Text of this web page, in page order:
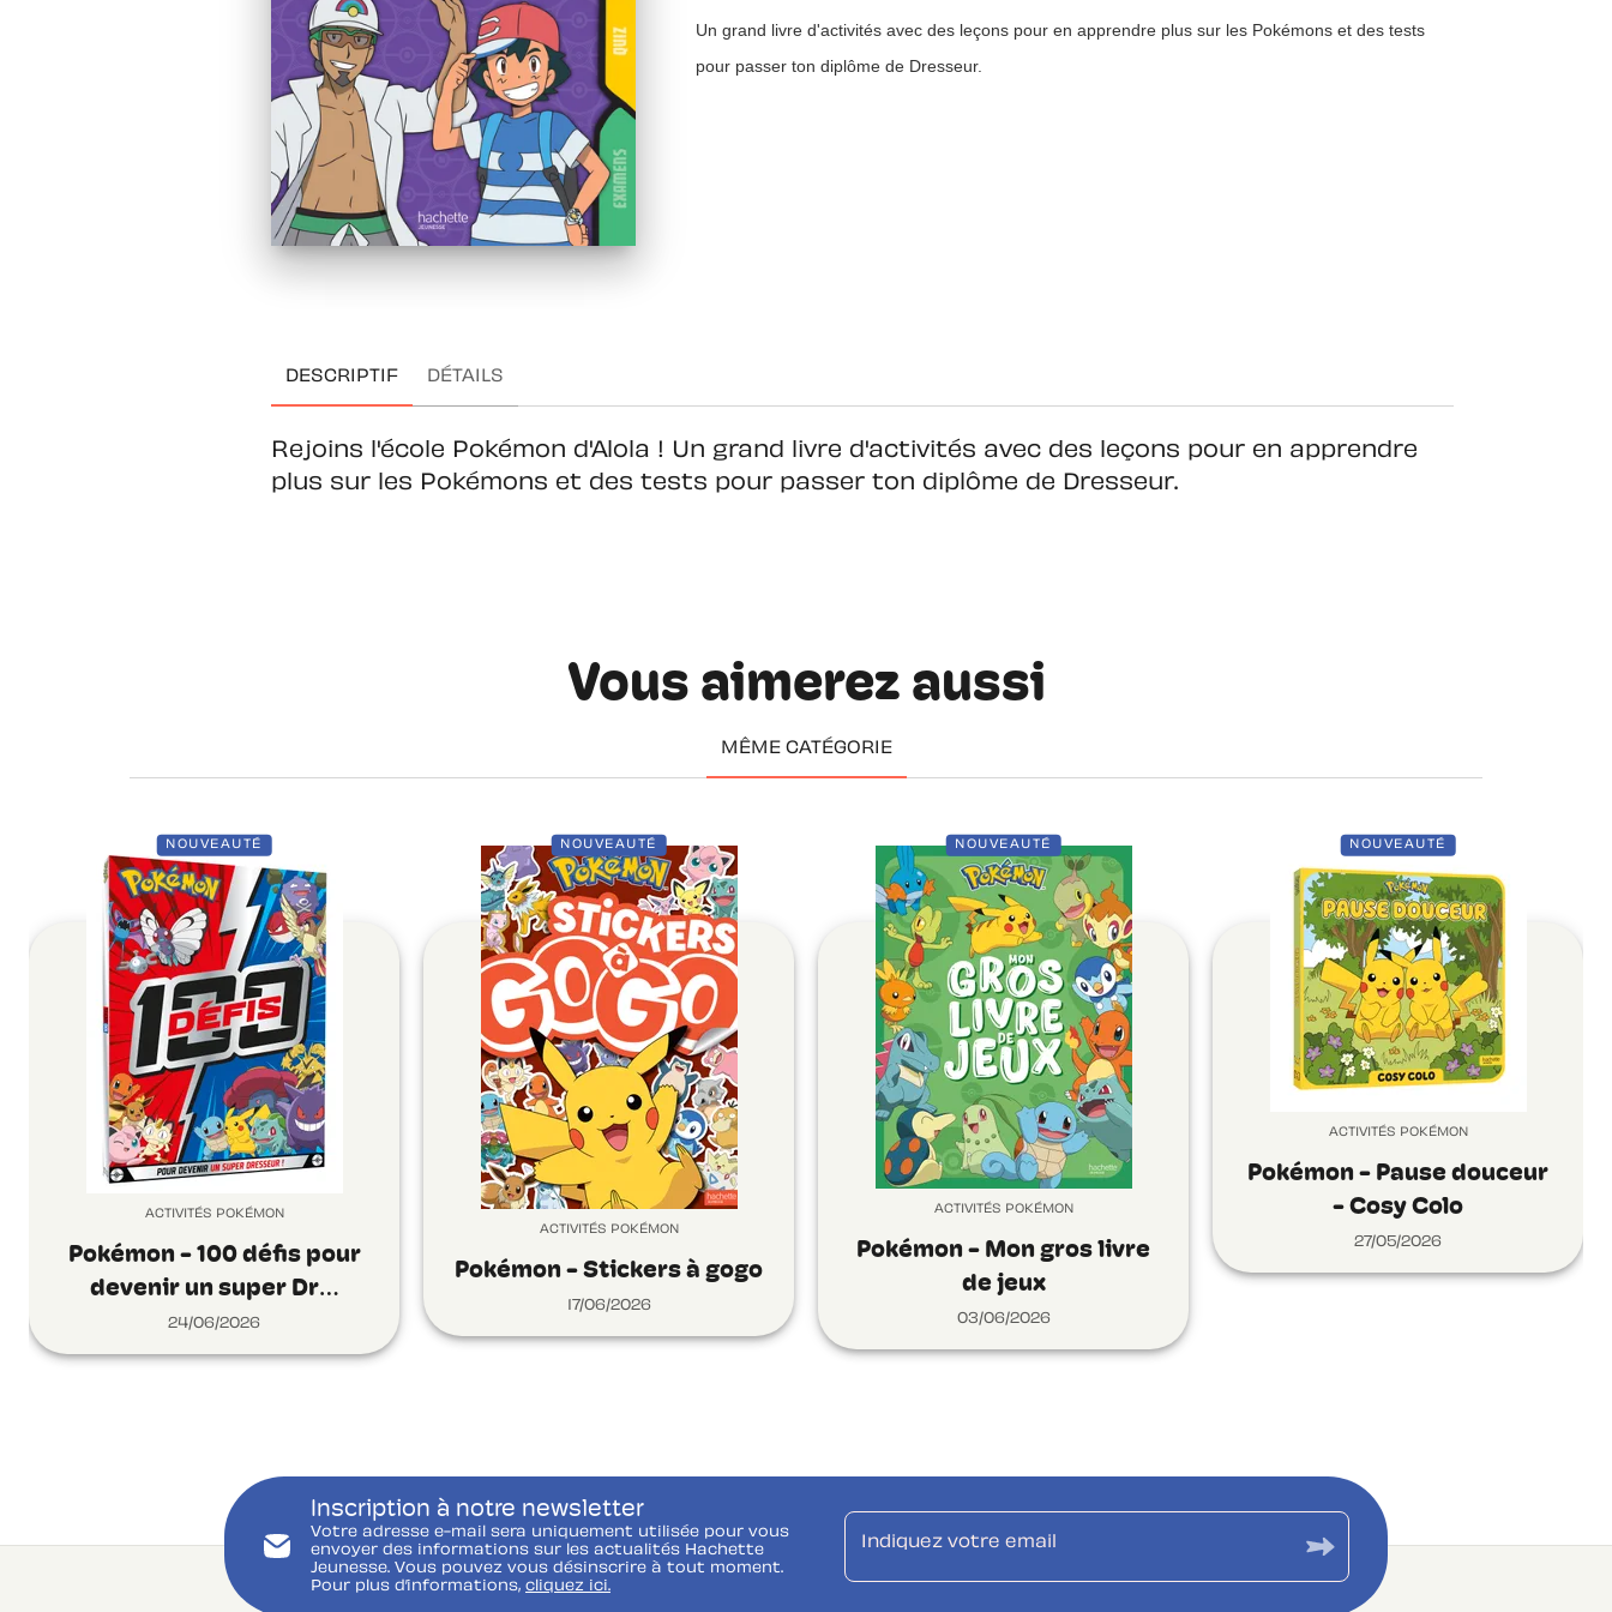
Un grand livre d'activités avec des leçons pour en apprendre plus sur les Pokémons et des tests
pour passer ton diplôme de Dresseur.
DESCRIPTIF DÉTAILS
Rejoins l'école Pokémon d'Alola ! Un grand livre d'activités avec des leçons pour en apprendre
plus sur les Pokémons et des tests pour passer ton diplôme de Dresseur.
Vous aimerez aussi
MÊME CATÉGORIE
NOUVEAUTÉ
ACTIVITÉS POKÉMON
Pokémon - 100 défis pour
devenir un super Dr…
24/06/2026
NOUVEAUTÉ
ACTIVITÉS POKÉMON
Pokémon - Stickers à gogo
17/06/2026
NOUVEAUTÉ
ACTIVITÉS POKÉMON
Pokémon - Mon gros livre
de jeux
03/06/2026
NOUVEAUTÉ
ACTIVITÉS POKÉMON
Pokémon - Pause douceur
- Cosy Colo
27/05/2026
Inscription à notre newsletter
Votre adresse e-mail sera uniquement utilisée pour vous
envoyer des informations sur les actualités Hachette
Jeunesse. Vous pouvez vous désinscrire à tout moment.
Pour plus d’informations, cliquez ici.
Indiquez votre email